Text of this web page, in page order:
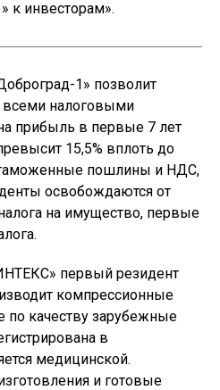
к инвесторам».
1» позволит
всеми налоговыми
прибыль в первые 7 лет
15,5% вплоть до
таможенные пошлины и НДС,
освобождаются от
на имущество, первые
первый резидент
компрессионные
по качеству зарубежные
в
медицинской.
и готовые